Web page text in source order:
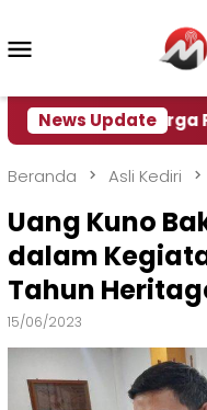
konten
News Update
Harga Pertamax
Beranda Asli Kediri
Uang Kuno
dalam
Tahun
15/06/2023